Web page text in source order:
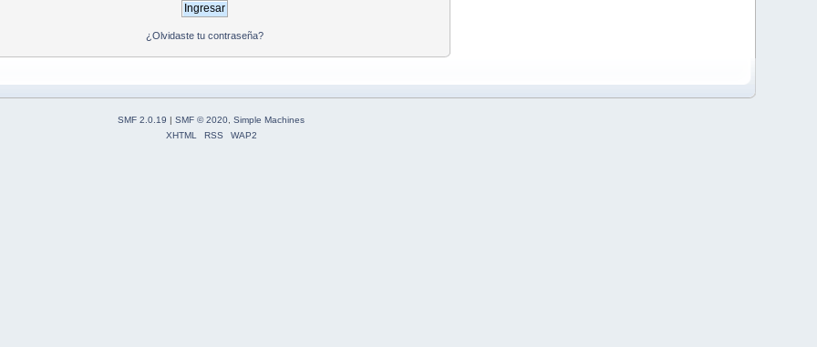
¿Olvidaste tu contraseña?
SMF 2.0.19 | SMF © 2020 Simple Machines
XHTML
RSS WAP2